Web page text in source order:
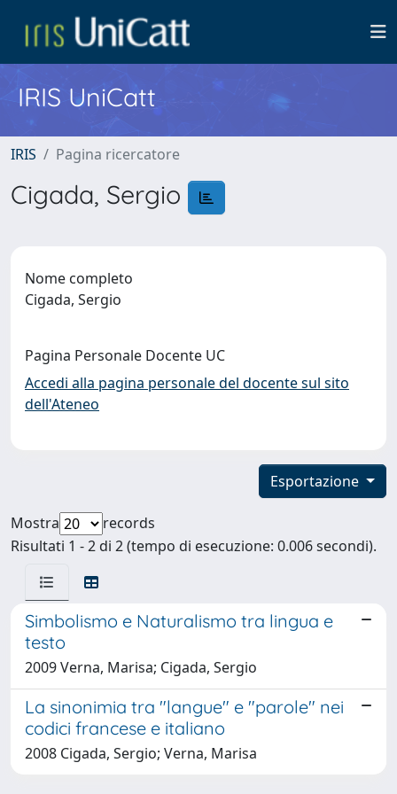
IRIS UniCatt
IRIS Pagina ricercatore
Cigada, Sergio
Nome completo
Cigada, Sergio
Pagina Personale Docente UC
Accedi alla pagina personale del docente sul sito
dell'Ateneo
Esportazione
Mostra
records
Risultati 1 - 2 di 2 (tempo di esecuzione: 0.006 secondi).
Simbolismo e Naturalismo tra lingua e
testo
2009 Verna, Marisa; Cigada, Sergio
La sinonimia tra "langue" e "parole" nei
codici francese e italiano
2008 Cigada, Sergio; Verna, Marisa